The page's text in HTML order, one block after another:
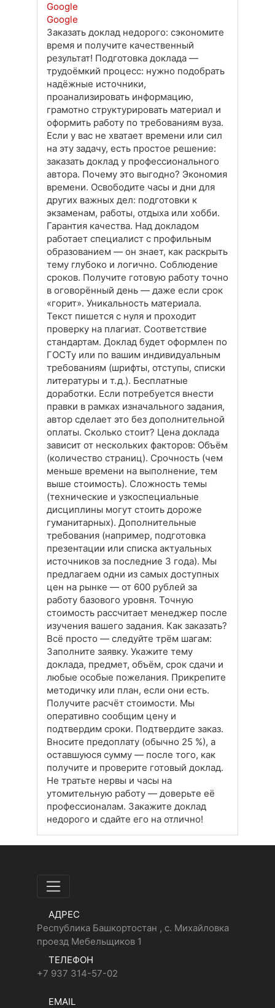
Google
Google
Заказать доклад недорого: сэкономите
время и получите качественный
результат! Подготовка доклада —
трудоёмкий процесс: нужно подобрать
надёжные источники,
проанализировать информацию,
грамотно структурировать материал и
оформить работу по требованиям вуза.
Если у вас не хватает времени или сил
на эту задачу, есть простое решение:
заказать доклад у профессионального
автора. Почему это выгодно? Экономия
времени. Освободите часы и дни для
других важных дел: подготовки к
экзаменам, работы, отдыха или хобби.
Гарантия качества. Над докладом
работает специалист с профильным
образованием — он знает, как раскрыть
тему глубоко и логично. Соблюдение
сроков. Получите готовую работу точно
в оговорённый день — даже если срок
«горит». Уникальность материала.
Текст пишется с нуля и проходит
проверку на плагиат. Соответствие
стандартам. Доклад будет оформлен по
ГОСТу или по вашим индивидуальным
требованиям (шрифты, отступы, списки
литературы и т. д.). Бесплатные
доработки. Если потребуется внести
правки в рамках изначального задания,
автор сделает это без дополнительной
оплаты. Сколько стоит? Цена доклада
зависит от нескольких факторов: Объём
(количество страниц). Срочность (чем
меньше времени на выполнение, тем
выше стоимость). Сложность темы
(технические и узкоспециальные
дисциплины могут стоить дороже
гуманитарных). Дополнительные
требования (например, подготовка
презентации или списка актуальных
источников за последние 3 года). Мы
предлагаем одни из самых доступных
цен на рынке — от 600 рублей за
работу базового уровня. Точную
стоимость рассчитает менеджер после
изучения вашего задания. Как заказать?
Всё просто — следуйте трём шагам:
Заполните заявку. Укажите тему
доклада, предмет, объём, срок сдачи и
любые особые пожелания. Прикрепите
методичку или план, если они есть.
Получите расчёт стоимости. Мы
оперативно сообщим цену и
подтвердим сроки. Подтвердите заказ.
Вносите предоплату (обычно 25 %), а
оставшуюся сумму — после того, как
получите и проверите готовый доклад.
Не тратьте нервы и часы на
утомительную работу — доверьте её
профессионалам. Закажите доклад
недорого и сдайте его на отлично!
АДРЕС
Республика Башкортостан , с. Михайловка
проезд Мебельщиков 1
ТЕЛЕФОН
+7 937 314-57-02
EMAIL